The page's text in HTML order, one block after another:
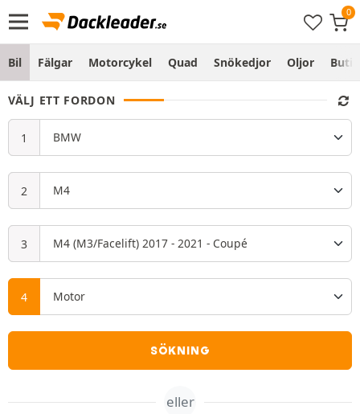
Bil Fälgar Motorcykel Quad Snökedjor Oljor Butik
VÄLJ ETT FORDON
SÖKNING
eller